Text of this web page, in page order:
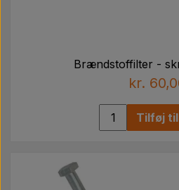
Brændstoffilter -
kr.
Tilføj